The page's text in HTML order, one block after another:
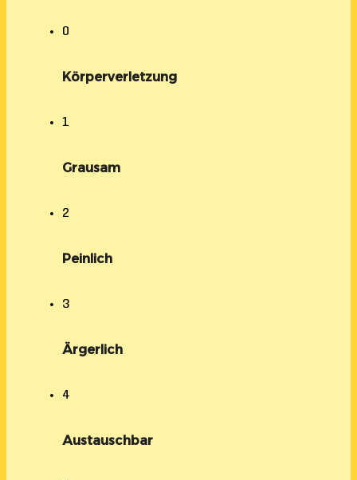
0
Körperverletzung
1
Grausam
2
Peinlich
3
Ärgerlich
4
Austauschbar